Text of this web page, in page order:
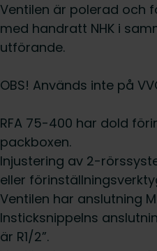
Ventilen är polerad och
med handratt NHK i
utförande.
OBS! Används inte på
RFA 75-400 har dold
packboxen.
Injustering av 2-
eller
Ventilen har anslutning
Insticksnippelns
är R1/2”.